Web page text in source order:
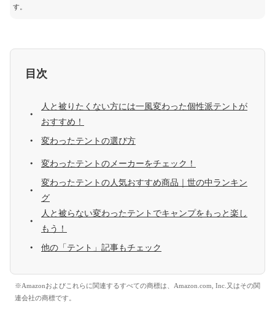
す。
目次
人と被りたくない方には一風変わった個性派テントが
おすすめ！
変わったテントの選び方
変わったテントのメーカーをチェック！
変わったテントの人気おすすめ商品｜世の中ランキン
グ
人と被らない変わったテントでキャンプをもっと楽し
もう！
他の「テント」記事もチェック
※Amazonおよびこれらに関連するすべての商標は、Amazon.com, Inc.又はその関
連会社の商標です。